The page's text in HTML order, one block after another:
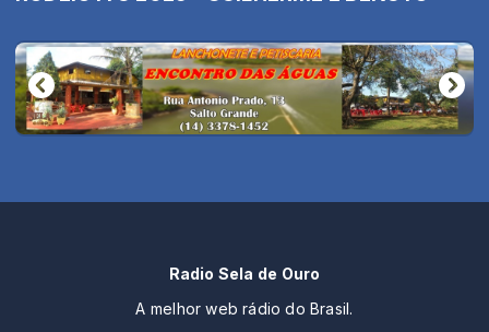
Radio Sela de Ouro
A melhor web rádio do Brasil.